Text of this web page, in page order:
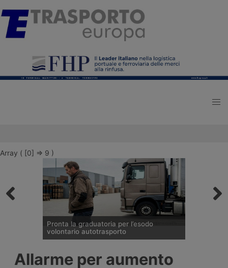
Array ( [0] => 9 )
Pronta la graduatoria per l’esodo
volontario autotrasporto
degli Autotrasportatori ha pubblicato
l’elenco delle 133 imprese monoveicolari
Allarme per aumento